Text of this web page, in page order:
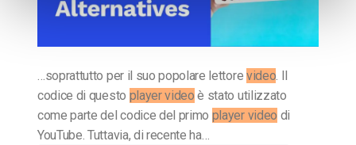
…soprattutto per il suo popolare lettore video. Il
codice di questo player video è stato utilizzato
come parte del codice del primo player video di
YouTube. Tuttavia, di recente ha…